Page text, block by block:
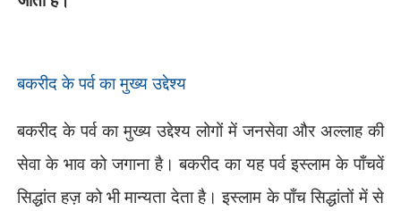
बकरीद के पर्व का मुख्य उद्देश्य
बकरीद के पर्व का मुख्य उद्देश्य लोगों में जनसेवा और अल्लाह की
सेवा के भाव को जगाना है। बकरीद का यह पर्व इस्लाम के पाँचवें
सिद्धांत हज़ को भी मान्यता देता है। इस्लाम के पाँच सिद्धांतों में से